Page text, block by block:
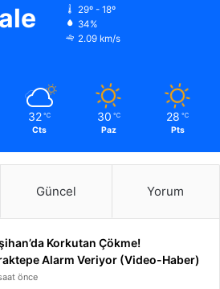
29º - 18º
34%
2.09 km/s
32 ℃
Cts
30 ℃
Paz
28 ℃
Pts
Güncel Yorum
Korkutan Çökme!
Alarm Veriyor (Video-Haber)
önce